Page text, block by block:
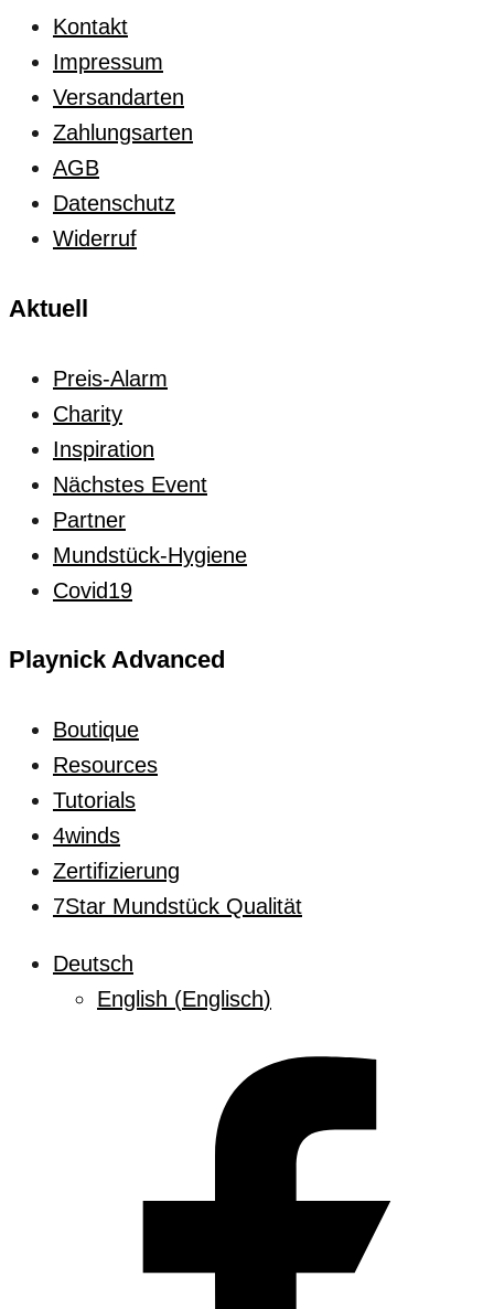
Kontakt
Impressum
Versandarten
Zahlungsarten
AGB
Datenschutz
Widerruf
Aktuell
Preis-Alarm
Charity
Inspiration
Nächstes Event
Partner
Mundstück-Hygiene
Covid19
Playnick Advanced
Boutique
Resources
Tutorials
4winds
Zertifizierung
7Star Mundstück Qualität
Deutsch
English (Englisch)